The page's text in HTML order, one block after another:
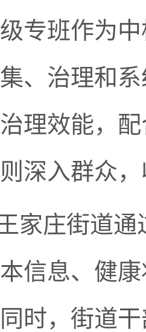
专班作为
、治理和
理效能，
则深入群众
家庄街道通
信息、健
时，街道